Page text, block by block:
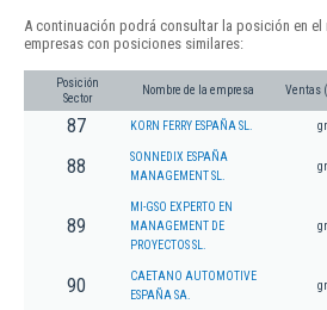
A continuación podrá consultar la posición en el
empresas con posiciones similares:
Posición
Sector
Nombre de la empresa Ventas
87 KORN FERRY ESPAÑA SL.
88
SONNEDIX ESPAÑA
MANAGEMENT SL.
89
MI-GSO EXPERTO EN
MANAGEMENT DE
PROYECTOS SL.
90
CAETANO AUTOMOTIVE
ESPAÑA SA.